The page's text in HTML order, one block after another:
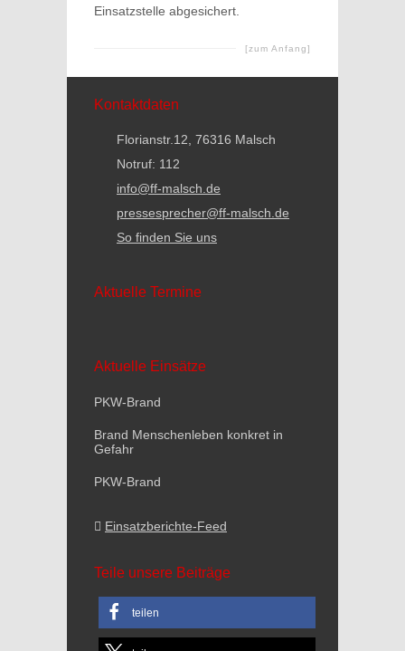
Einsatzstelle abgesichert.
[zum Anfang]
Kontaktdaten
Florianstr.12, 76316 Malsch
Notruf: 112
info@ff-malsch.de
pressesprecher@ff-malsch.de
So finden Sie uns
Aktuelle Termine
Aktuelle Einsätze
PKW-Brand
Brand Menschenleben konkret in
Gefahr
PKW-Brand
Einsatzberichte-Feed
Teile unsere Beiträge
teilen